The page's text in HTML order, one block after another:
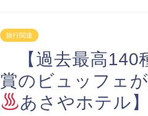
旅行関連
【過去最高140
賞のビュッフェ
あさやホテル】